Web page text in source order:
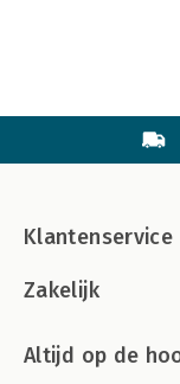
Klantenservice
Zakelijk
Altijd op de